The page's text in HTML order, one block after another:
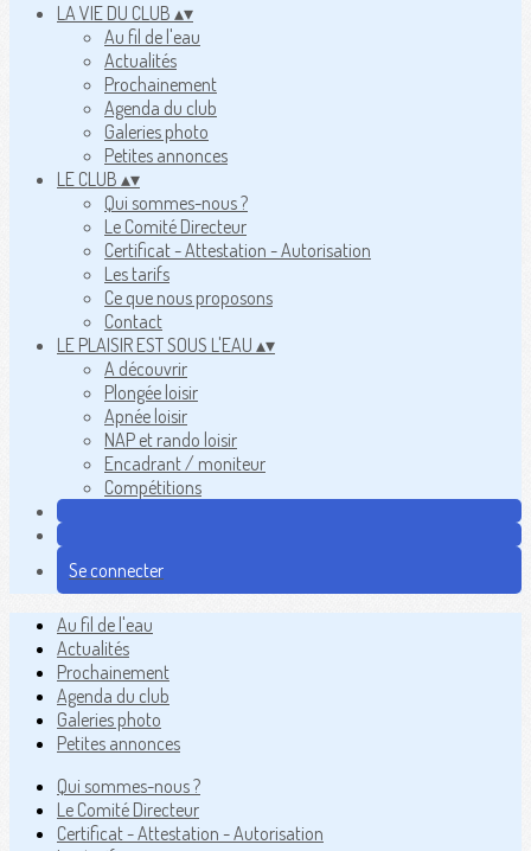
LA VIE DU CLUB ▴▾
Au fil de l'eau
Actualités
Prochainement
Agenda du club
Galeries photo
Petites annonces
LE CLUB ▴▾
Qui sommes-nous ?
Le Comité Directeur
Certificat - Attestation - Autorisation
Les tarifs
Ce que nous proposons
Contact
LE PLAISIR EST SOUS L'EAU ▴▾
A découvrir
Plongée loisir
Apnée loisir
NAP et rando loisir
Encadrant / moniteur
Compétitions
Se connecter
Au fil de l'eau
Actualités
Prochainement
Agenda du club
Galeries photo
Petites annonces
Qui sommes-nous ?
Le Comité Directeur
Certificat - Attestation - Autorisation